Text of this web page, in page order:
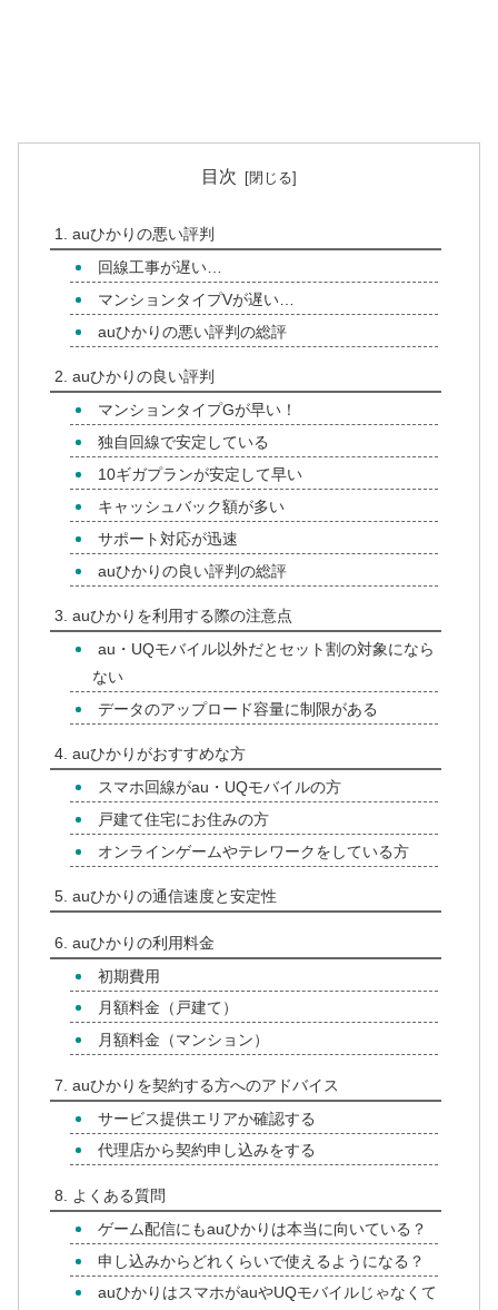
目次
auひかりの悪い評判
回線工事が遅い…
マンションタイプVが遅い…
auひかりの悪い評判の総評
auひかりの良い評判
マンションタイプGが早い！
独自回線で安定している
10ギガプランが安定して早い
キャッシュバック額が多い
サポート対応が迅速
auひかりの良い評判の総評
auひかりを利用する際の注意点
au・UQモバイル以外だとセット割の対象になら
ない
データのアップロード容量に制限がある
auひかりがおすすめな方
スマホ回線がau・UQモバイルの方
戸建て住宅にお住みの方
オンラインゲームやテレワークをしている方
auひかりの通信速度と安定性
auひかりの利用料金
初期費用
月額料金（戸建て）
月額料金（マンション）
auひかりを契約する方へのアドバイス
サービス提供エリアか確認する
代理店から契約申し込みをする
よくある質問
ゲーム配信にもauひかりは本当に向いている？
申し込みからどれくらいで使えるようになる？
auひかりはスマホがauやUQモバイルじゃなくて